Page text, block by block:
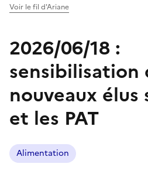
Voir le fil d'Ariane
2026/06/18 :
sensibilisation
nouveaux élus
et les PAT
Alimentation